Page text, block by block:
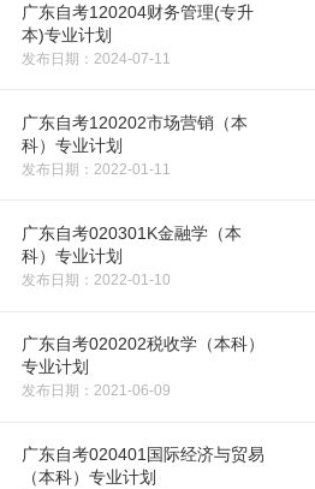
广东自考120204财务管理(专升
本)专业计划
发布日期：2024-07-11
广东自考120202市场营销（本
科）专业计划
发布日期：2022-01-11
广东自考020301K金融学（本
科）专业计划
发布日期：2022-01-10
广东自考020202税收学（本科）
专业计划
发布日期：2021-06-09
广东自考020401国际经济与贸易
（本科）专业计划